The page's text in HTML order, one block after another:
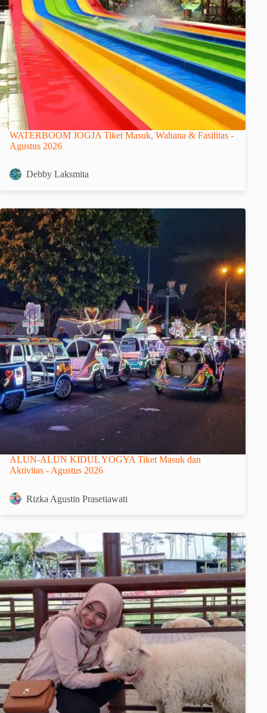
WATERBOOM JOGJA Tiket Masuk, Wahana & Fasilitas -
Agustus 2026
Debby Laksmita
ALUN-ALUN KIDUL YOGYA Tiket Masuk dan
Aktivitas - Agustus 2026
Rizka Agustin Prasetiawati